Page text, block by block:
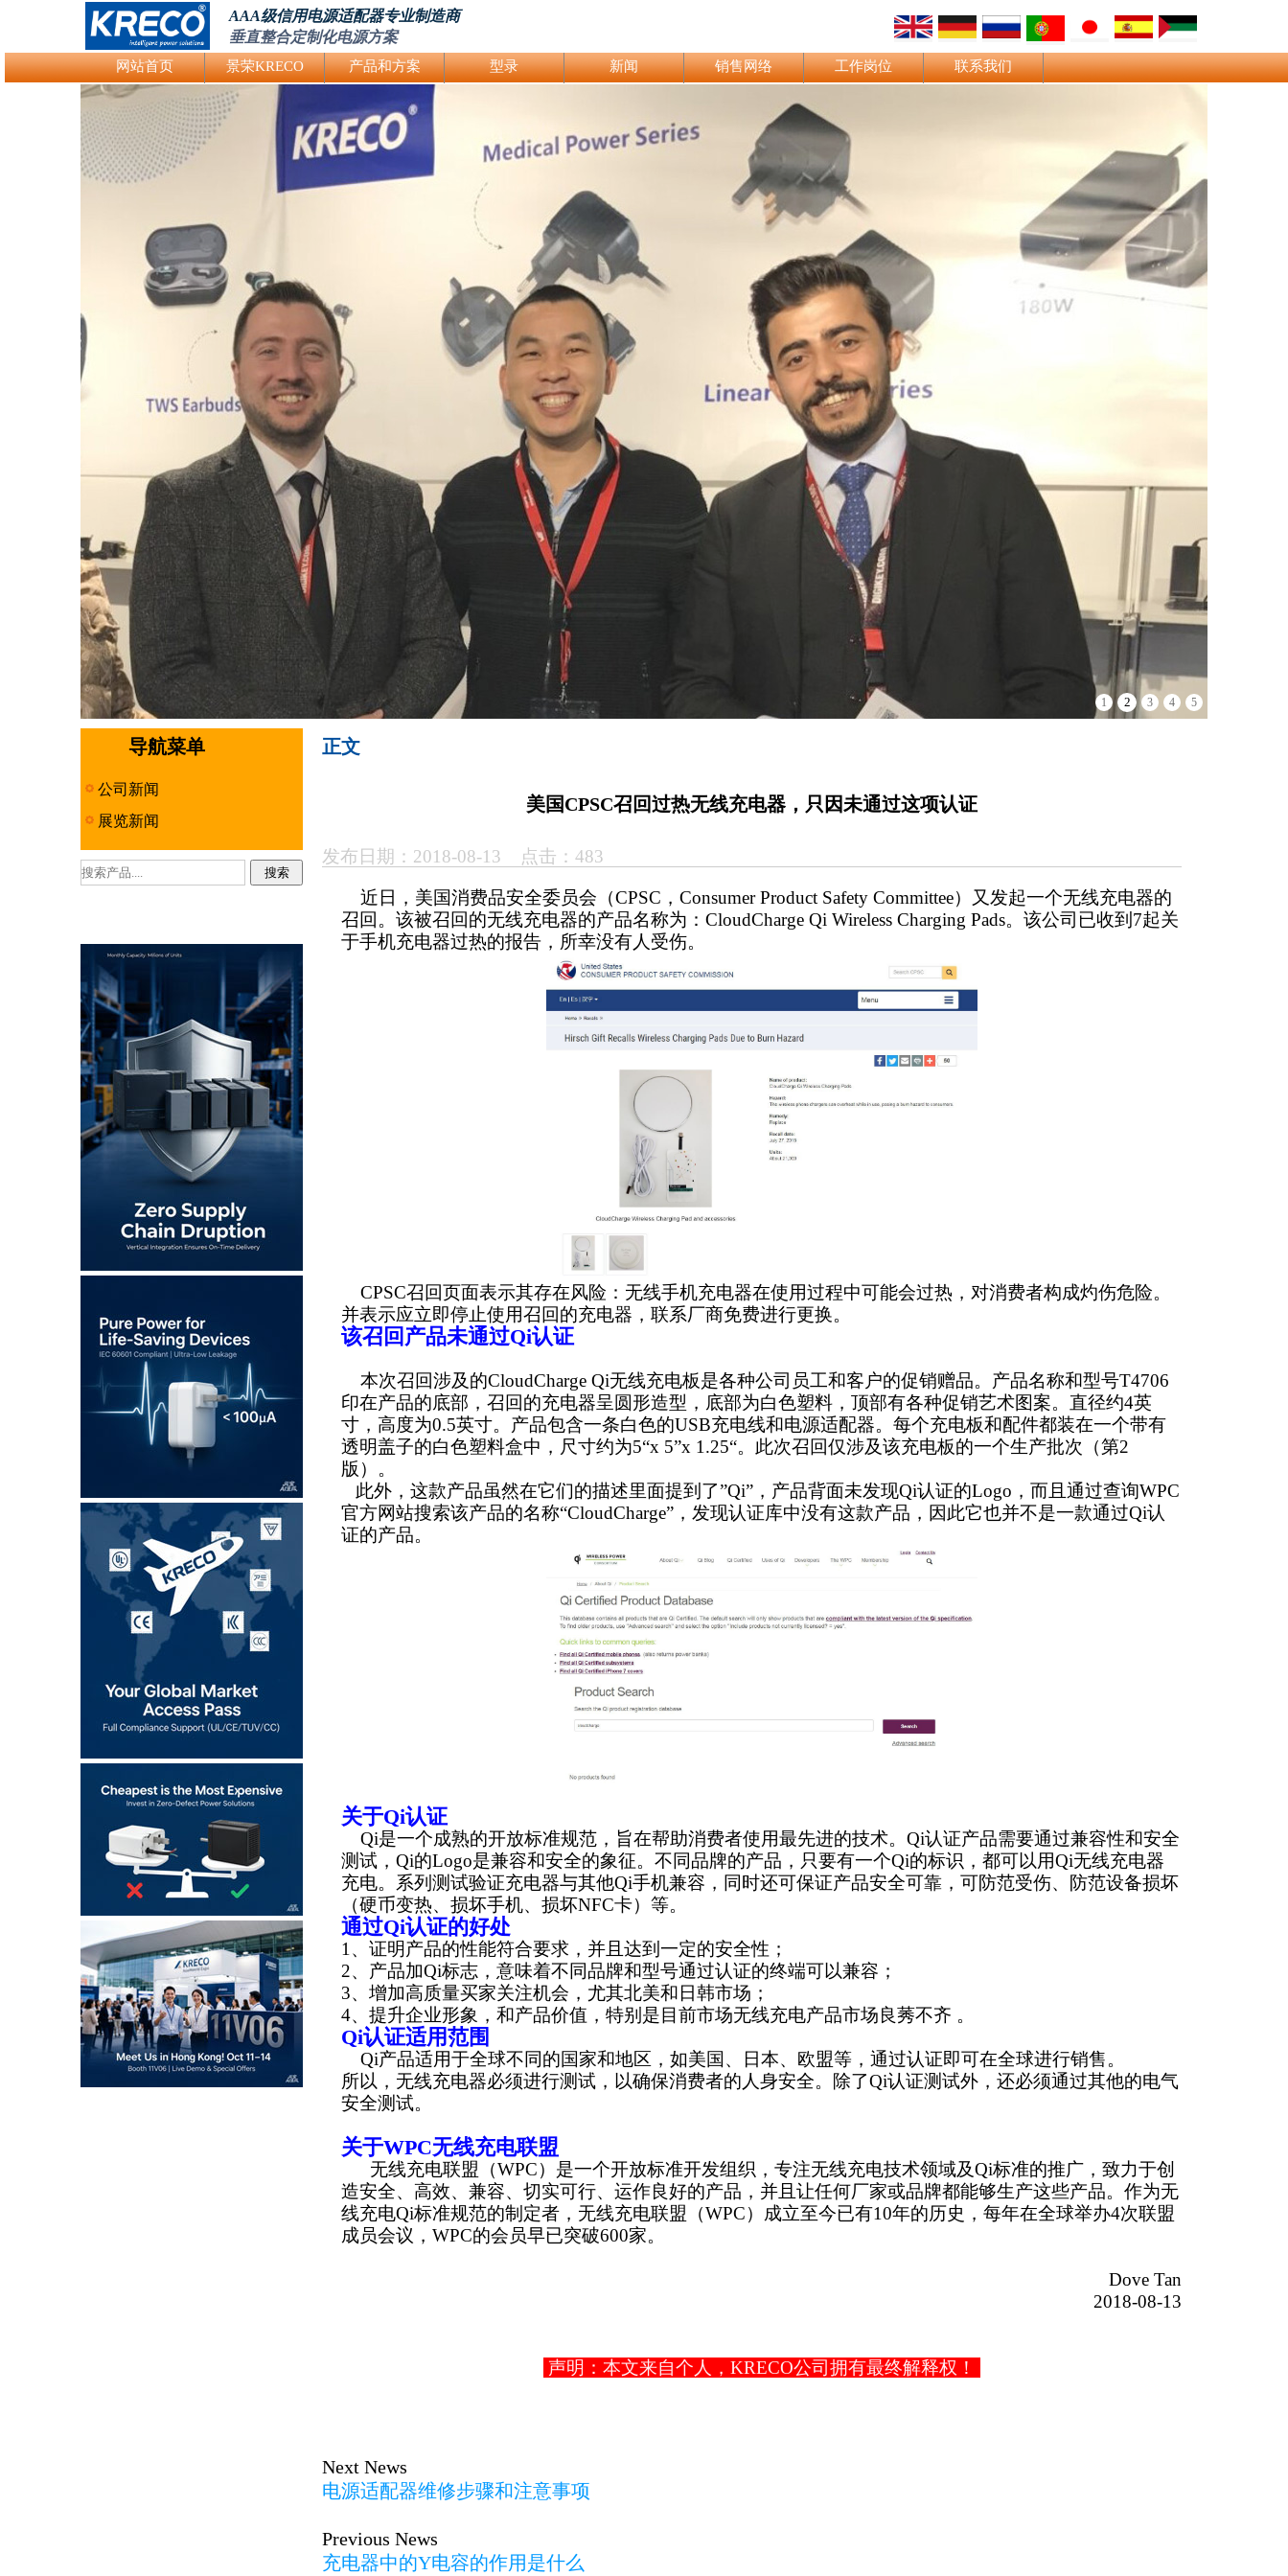
Logo Picture
AAA级信用电源适配器专业制造商
垂直整合定制化电源方案
网站首页 景荣KRECO 产品和方案 型录 新闻 销售网络 工作岗位 联系我们
1 2 3 4 5
导航菜单
公司新闻
展览新闻
正文
美国CPSC召回过热无线充电器，只因未通过这项认证
发布日期：2018-08-13 点击：483
近日，美国消费品安全委员会（CPSC，Consumer Product Safety Committee）又发起一个无线充电器的
召回。该被召回的无线充电器的产品名称为：CloudCharge Qi Wireless Charging Pads。该公司已收到7起关
于手机充电器过热的报告，所幸没有人受伤。
CPSC召回页面表示其存在风险：无线手机充电器在使用过程中可能会过热，对消费者构成灼伤危险。
并表示应立即停止使用召回的充电器，联系厂商免费进行更换。
该召回产品未通过Qi认证
本次召回涉及的CloudCharge Qi无线充电板是各种公司员工和客户的促销赠品。产品名称和型号T4706
印在产品的底部，召回的充电器呈圆形造型，底部为白色塑料，顶部有各种促销艺术图案。直径约4英
寸，高度为0.5英寸。产品包含一条白色的USB充电线和电源适配器。每个充电板和配件都装在一个带有
透明盖子的白色塑料盒中，尺寸约为5“x 5”x 1.25“。此次召回仅涉及该充电板的一个生产批次（第2
版）。
此外，这款产品虽然在它们的描述里面提到了”Qi”，产品背面未发现Qi认证的Logo，而且通过查询WPC
官方网站搜索该产品的名称“CloudCharge”，发现认证库中没有这款产品，因此它也并不是一款通过Qi认
证的产品。
关于Qi认证
Qi是一个成熟的开放标准规范，旨在帮助消费者使用最先进的技术。Qi认证产品需要通过兼容性和安全
测试，Qi的Logo是兼容和安全的象征。不同品牌的产品，只要有一个Qi的标识，都可以用Qi无线充电器
充电。系列测试验证充电器与其他Qi手机兼容，同时还可保证产品安全可靠，可防范受伤、防范设备损坏
（硬币变热、损坏手机、损坏NFC卡）等。
通过Qi认证的好处
1、证明产品的性能符合要求，并且达到一定的安全性；
2、产品加Qi标志，意味着不同品牌和型号通过认证的终端可以兼容；
3、增加高质量买家关注机会，尤其北美和日韩市场；
4、提升企业形象，和产品价值，特别是目前市场无线充电产品市场良莠不齐 。
Qi认证适用范围
Qi产品适用于全球不同的国家和地区，如美国、日本、欧盟等，通过认证即可在全球进行销售。
所以，无线充电器必须进行测试，以确保消费者的人身安全。除了Qi认证测试外，还必须通过其他的电气
安全测试。
关于WPC无线充电联盟
无线充电联盟（WPC）是一个开放标准开发组织，专注无线充电技术领域及Qi标准的推广，致力于创
造安全、高效、兼容、切实可行、运作良好的产品，并且让任何厂家或品牌都能够生产这些产品。作为无
线充电Qi标准规范的制定者，无线充电联盟（WPC）成立至今已有10年的历史，每年在全球举办4次联盟
成员会议，WPC的会员早已突破600家。
Dove Tan
2018-08-13
声明：本文来自个人，KRECO公司拥有最终解释权！
Next News
电源适配器维修步骤和注意事项
Previous News
充电器中的Y电容的作用是什么